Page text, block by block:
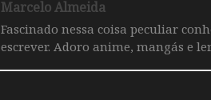
Marcelo Almeida
Fascinado nessa coisa peculiar
escrever. Adoro anime, mangás e